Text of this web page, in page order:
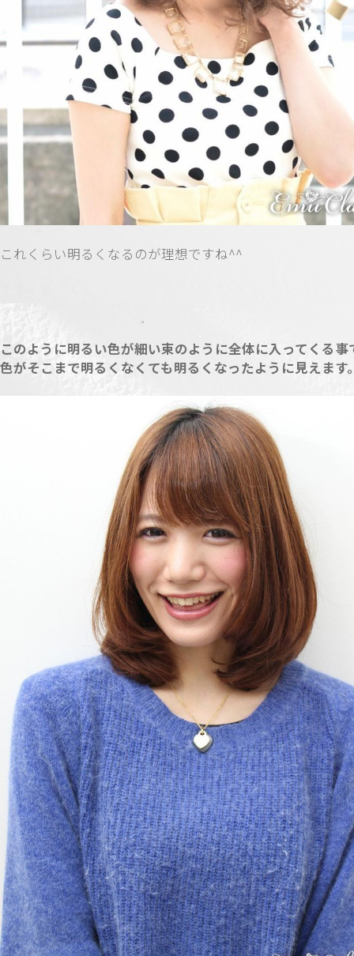
これくらい明るくなるのが理想ですね^^
このように明るい色が細い束のように全体に入ってくる事
色がそこまで明るくなくても明るくなったように見えます